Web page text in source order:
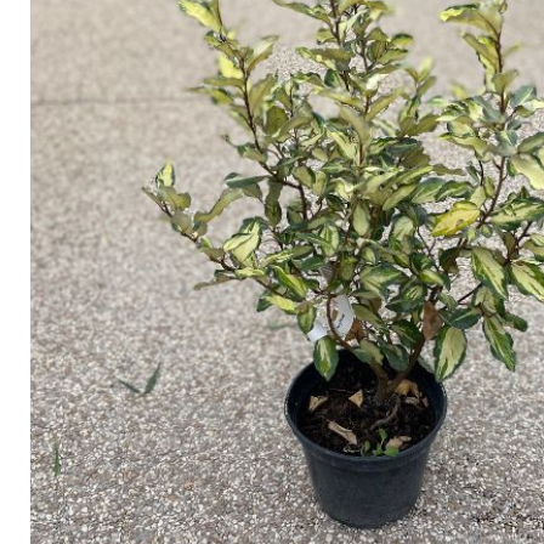
Arbustes de terre de bruyère
Plantes Grimpantes
Arbres fruitiers
Conifères
Plantes méditerranéennes et exotiques
Rosiers
Plantes
Plantes
Plantes
Plantes
Plantes
Plantes
Plantes
Lavande